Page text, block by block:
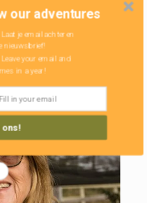
zien van ons
our adventures
je email achter en
nieuwsbrief!
ons!
your email and
in a year!